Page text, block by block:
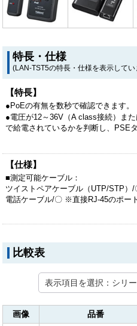
特長・仕様
(LAN-TST5の特長・仕様を表示してい
【特長】
●PoEの有無を数秒で確認できます。
●電圧が12～36V（A class接続）ま
で給電されているかを判断し、PSE
【仕様】
■測定可能ケーブル：
ツイストペアケーブル（UTP/STP）/
電話ケーブル/〇 ※直接RJ-45のポー
以外にはRJ-45からRJ-
トークンリングケーブル/〇
測定可能コネクタ：
RJ-45（UTP/STP）
RG-58（BNCケーブル）
ストレート/クロス判別/〇 ※結線状
がらの判別になります。
比較表
表示項目を選択： シリ
画像 品番